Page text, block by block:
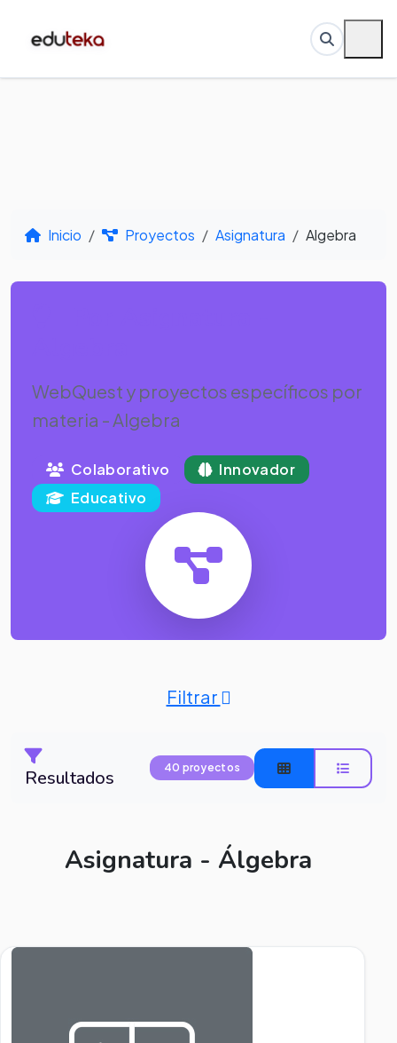
Inicio Proyectos Asignatura Algebra
WebQuest y proyectos específicos por
materia - Algebra
Colaborativo
Innovador
Educativo
Filtrar
Resultados 40 proyectos
Asignatura - Álgebra